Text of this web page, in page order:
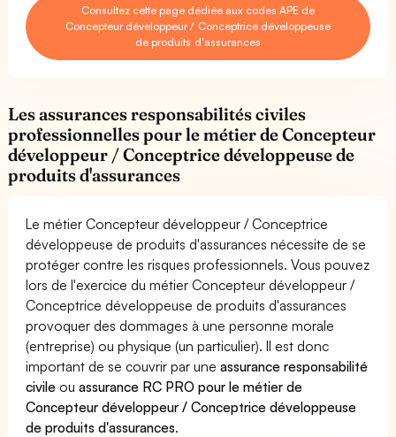
Consultez cette page dédiée aux codes APE de
Concepteur développeur / Conceptrice développeuse
de produits d'assurances
Les assurances responsabilités civiles
professionnelles pour le métier de Concepteur
développeur / Conceptrice développeuse de
produits d'assurances
Le métier Concepteur développeur / Conceptrice
développeuse de produits d'assurances nécessite de se
protéger contre les risques professionnels. Vous pouvez
lors de l'exercice du métier Concepteur développeur /
Conceptrice développeuse de produits d'assurances
provoquer des dommages à une personne morale
(entreprise) ou physique (un particulier). Il est donc
important de se couvrir par uneassurance responsabilité
civile ouassurance RC PRO pour le métier de
Concepteur développeur / Conceptrice développeuse
de produits d'assurances.